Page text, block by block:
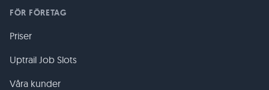
FÖR FÖRETAG
Priser
Uptrail Job Slots
Våra kunder